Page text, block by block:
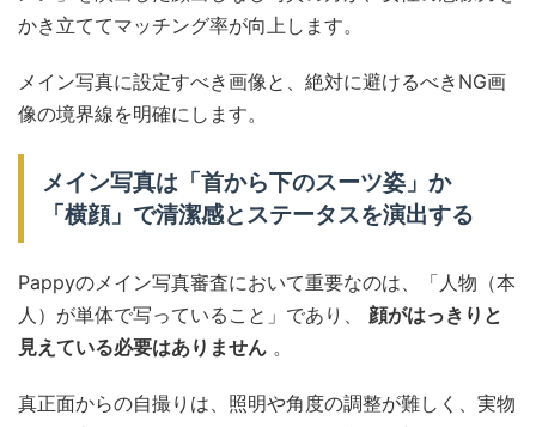
かき立ててマッチング率が向上します。
メイン写真に設定すべき画像と、絶対に避けるべきNG画
像の境界線を明確にします。
メイン写真は「首から下のスーツ姿」か
「横顔」で清潔感とステータスを演出する
Pappyのメイン写真審査において重要なのは、「人物（本
人）が単体で写っていること」であり、 顔がはっきりと
見えている必要はありません 。
真正面からの自撮りは、照明や角度の調整が難しく、実物